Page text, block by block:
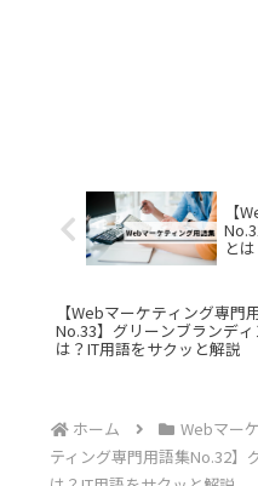
【
と
【Webマーケティング専門
No.33】グリーンブランディ
は？IT用語をサクッと解説
ホーム Webマー
ティング専門用語集No.32】